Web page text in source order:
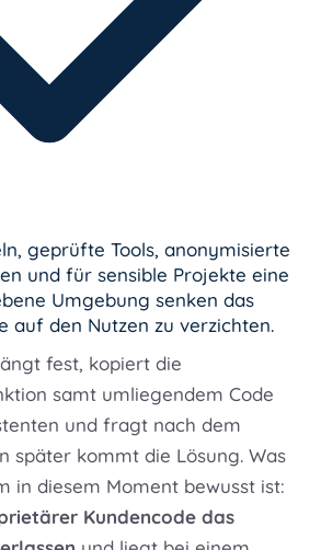
geprüfte Tools, anonymisierte
und für sensible Projekte eine
Umgebung senken das
auf den Nutzen zu verzichten.
fest, kopiert die
samt umliegendem Code
und fragt nach dem
später kommt die Lösung. Was
in diesem Moment bewusst ist:
Kundencode das